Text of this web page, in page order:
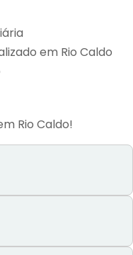
em Rio Caldo
Rio Caldo!